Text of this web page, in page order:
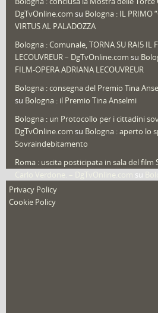
Redazioni(1.050)
Speciali (22)
Sport
That's Bologna Magazine(25)
Video (archivio) (263)
DgTvOnline.com su Bologna : IL PRIMO
VIRTUS AL PALADOZZA
Bologna : Comunale, TORNA SU RAI5 IL
LECOUVREUR – DgTvOnline.com su
FILM-OPERA ADRIANA LECOUVREUR
Bologna : consegna del Premio Tina
su Bologna : il Premio Tina Anselmi
Bologna : un Protocollo per i cittadini
DgTvOnline.com su Bologna : aperto lo
Sovraindebitamento
Roma : uscita posticipata in sala del film
su
nuovo film
Privacy Policy
Cookie Policy